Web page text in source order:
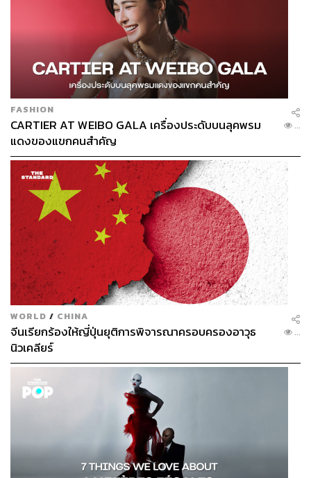
FASHION
CARTIER AT WEIBO GALA เครื่องประดับบนลุคพรม
แดงของแขกคนสำคัญ
...
WORLD / CHINA
จีนเรียกร้องให้ญี่ปุ่นยุติการพิจารณาครอบครองอาวุธ
นิวเคลียร์
...